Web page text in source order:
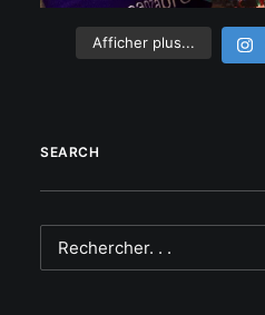
Afficher plus...
SEARCH